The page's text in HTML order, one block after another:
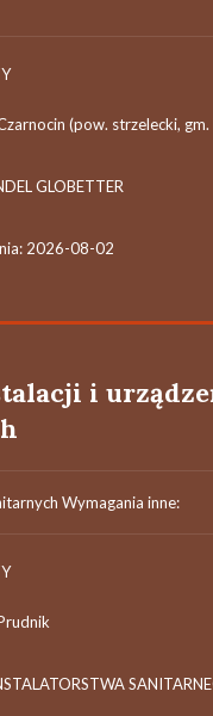
(pow. strzelecki, gm.
GLOBETTER
2026-08-02
i
Wymagania inne: